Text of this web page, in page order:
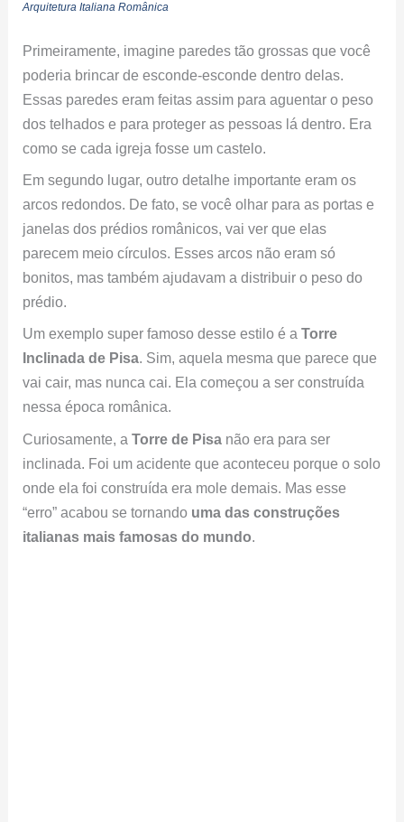
Arquitetura Italiana Românica
Primeiramente, imagine paredes tão grossas que você
poderia brincar de esconde-esconde dentro delas.
Essas paredes eram feitas assim para aguentar o peso
dos telhados e para proteger as pessoas lá dentro. Era
como se cada igreja fosse um castelo.
Em segundo lugar, outro detalhe importante eram os
arcos redondos. De fato, se você olhar para as portas e
janelas dos prédios românicos, vai ver que elas
parecem meio círculos. Esses arcos não eram só
bonitos, mas também ajudavam a distribuir o peso do
prédio.
Um exemplo super famoso desse estilo é aTorre
Inclinada de Pisa. Sim, aquela mesma que parece que
vai cair, mas nunca cai. Ela começou a ser construída
nessa época românica.
Curiosamente, aTorre de Pisa não era para ser
inclinada. Foi um acidente que aconteceu porque o solo
onde ela foi construída era mole demais. Mas esse
“erro” acabou se tornando uma das construções
italianas mais famosas do mundo